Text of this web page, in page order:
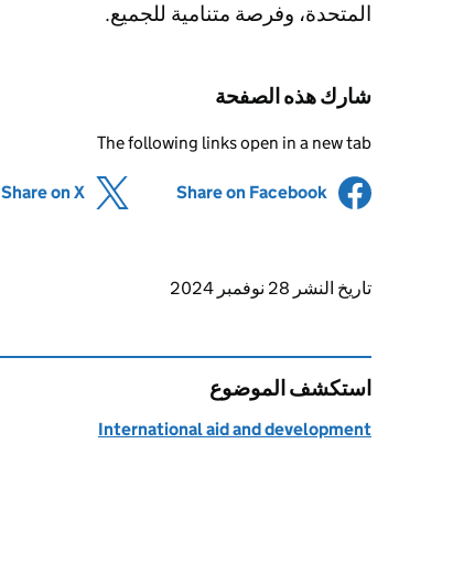
المتحدة، وفرصة متنامية للجميع.
شارك هذه الصفحة
The following links open in a new tab
Share on Facebook
Share on X
Updates to this page
تاريخ النشر 28 نوفمبر 2024
استكشف الموضوع
International aid and development